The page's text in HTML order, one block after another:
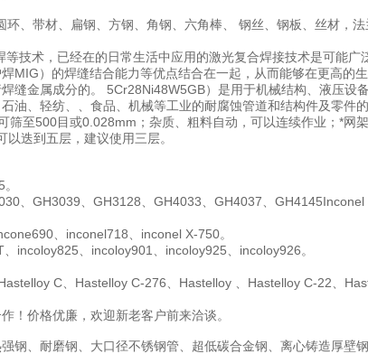
、带材、扁钢、方钢、角钢、六角棒、 钢丝、钢板、丝材，
术，已经在的日常生活中应用的激光复合焊接技术是可能广
MIG）的焊缝结合能力等优点结合在一起，从而能够在更高的
缝金属成分的。 5Cr28Ni48W5GB）是用于机械结构、液压设
油、轻纺、、食品、机械等工业的耐腐蚀管道和结构件及零件
至500目或0.028mm；杂质、粗料自动，可以连续作业；*网
迭到五层，建议使用三层。
、GH3039、GH3128、GH4033、GH4037、GH4145Inconel
、inconel718、inconel X-750。
incoloy825、incoloy901、incoloy925、incoloy926。
C、Hastelloy C-276、Hastelloy 、Hastelloy C-22、
！价格优廉，欢迎新老客户前来洽谈。
钢、耐磨钢、大口径不锈钢管、超低碳合金钢、离心铸造厚壁